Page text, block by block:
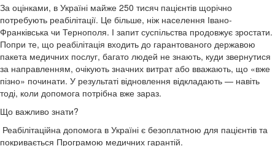
За оцінками, в Україні майже 250 тисяч пацієнтів щорічно
потребують реабілітації. Це більше, ніж населення Івано-
Франківська чи Тернополя. І запит суспільства продовжує зростати.
Попри те, що реабілітація входить до гарантованого державою
пакета медичних послуг, багато людей не знають, куди звернутися
за направленням, очікують значних витрат або вважають, що «вже
пізно» починати. У результаті відновлення відкладають — навіть
тоді, коли допомога потрібна вже зараз.
Що важливо знати?
Реабілітаційна допомога в Україні є безоплатною для пацієнтів та
покривається Програмою медичних гарантій.